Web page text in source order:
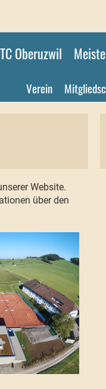
TC Oberuzwil
Verein
Website.
über den